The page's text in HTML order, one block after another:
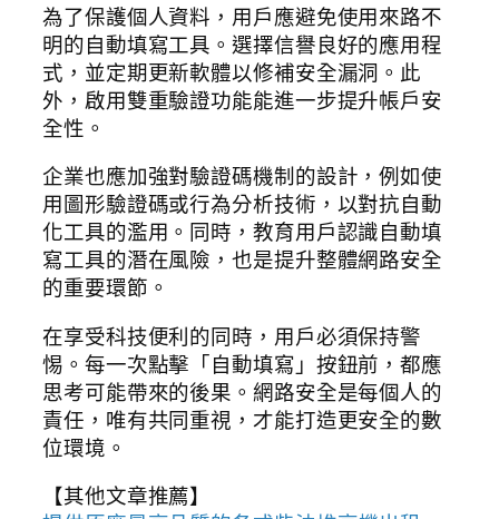
為了保護個人資料，用戶應避免使用來路不
明的自動填寫工具。選擇信譽良好的應用程
式，並定期更新軟體以修補安全漏洞。此
外，啟用雙重驗證功能能進一步提升帳戶安
全性。
企業也應加強對驗證碼機制的設計，例如使
用圖形驗證碼或行為分析技術，以對抗自動
化工具的濫用。同時，教育用戶認識自動填
寫工具的潛在風險，也是提升整體網路安全
的重要環節。
在享受科技便利的同時，用戶必須保持警
惕。每一次點擊「自動填寫」按鈕前，都應
思考可能帶來的後果。網路安全是每個人的
責任，唯有共同重視，才能打造更安全的數
位環境。
【其他文章推薦】